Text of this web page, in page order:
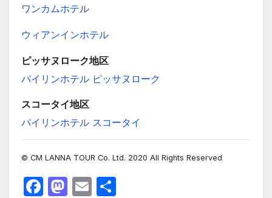
ワンカムホテル
ウィアンインホテル
ピッサヌローク地区
パイリンホテル ピッサヌローク
スコータイ地区
パイリンホテル スコータイ
© CM LANNA TOUR Co. Ltd. 2020 All Rights Reserved
F
M E